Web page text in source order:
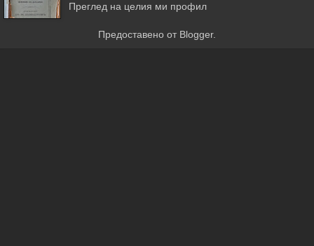
Преглед на целия ми профил
Предоставено от Blogger.